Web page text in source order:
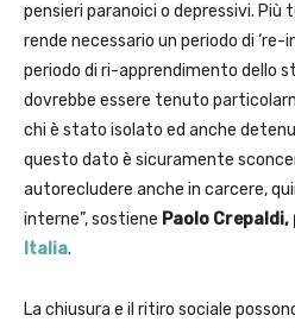
pensieri paranoici o depressivi. Più
rende necessario un periodo di ‘re-
periodo di ri-apprendimento dello
dovrebbe essere tenuto
chi è stato isolato ed anche
questo dato è sicuramente
autorecludere anche in carcere,
interne”, sostiene Paolo
Italia.
La chiusura e il ritiro sociale